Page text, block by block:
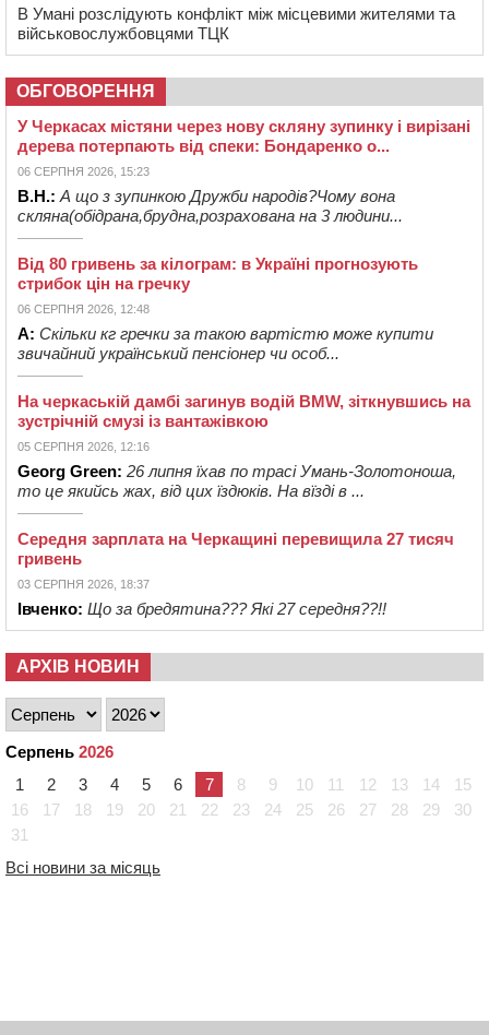
В Умані розслідують конфлікт між місцевими жителями та
військовослужбовцями ТЦК
ОБГОВОРЕННЯ
У Черкасах містяни через нову скляну зупинку і вирізані
дерева потерпають від спеки: Бондаренко о...
06 СЕРПНЯ 2026, 15:23
В.Н.: А що з зупинкою Дружби народів?Чому вона
скляна(обідрана,брудна,розрахована на 3 людини...
Від 80 гривень за кілограм: в Україні прогнозують
стрибок цін на гречку
06 СЕРПНЯ 2026, 12:48
А: Скільки кг гречки за такою вартістю може купити
звичайний український пенсіонер чи особ...
На черкаській дамбі загинув водій BMW, зіткнувшись на
зустрічній смузі із вантажівкою
05 СЕРПНЯ 2026, 12:16
Georg Green: 26 липня їхав по трасі Умань-Золотоноша,
то це якийсь жах, від цих їздюків. На вїзді в ...
Середня зарплата на Черкащині перевищила 27 тисяч
гривень
03 СЕРПНЯ 2026, 18:37
Івченко: Що за бредятина??? Які 27 середня??!!
АРХІВ НОВИН
Серпень 2026
1
2 3 4 5 6 7 8 9 10 11 12 13 14
15
16
17 18 19 20 21 22 23 24 25 26 27 28 29
30
31
Всі новини за місяць